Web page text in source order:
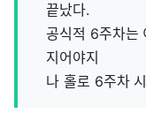
끝났다.
공식적 6주차는
지어야지
나 홀로 6주차